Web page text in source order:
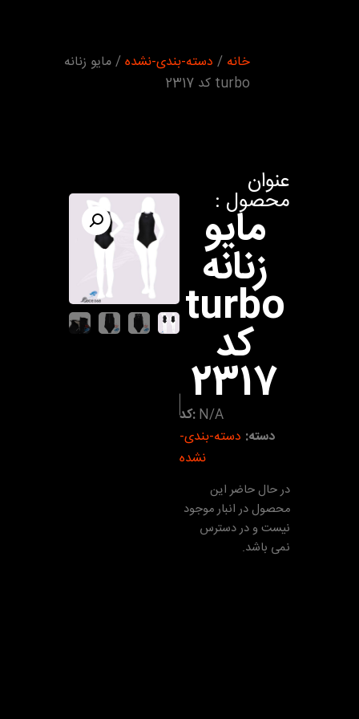
خانه / دسته-بندی-نشده/ مایو زنانه
turbo کد 2317
عنوان
محصول :
مایو
زنانه
turbo
کد
2317
کد:N/A
دسته: دسته-بندی-
نشده
در حال حاضر این
محصول در انبار موجود
نیست و در دسترس
نمی باشد.